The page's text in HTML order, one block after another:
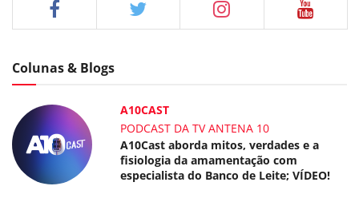
Colunas & Blogs
A10CAST
PODCAST DA TV ANTENA 10
A10Cast aborda mitos, verdades e a
fisiologia da amamentação com
especialista do Banco de Leite; VÍDEO!